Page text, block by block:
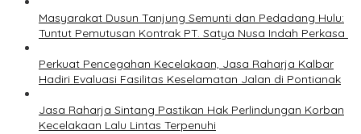
Masyarakat Dusun Tanjung Semunti dan Pedadang Hulu:
Tuntut Pemutusan Kontrak PT. Satya Nusa Indah Perkasa ‎
Perkuat Pencegahan Kecelakaan, Jasa Raharja Kalbar
Hadiri Evaluasi Fasilitas Keselamatan Jalan di Pontianak
Jasa Raharja Sintang Pastikan Hak Perlindungan Korban
Kecelakaan Lalu Lintas Terpenuhi